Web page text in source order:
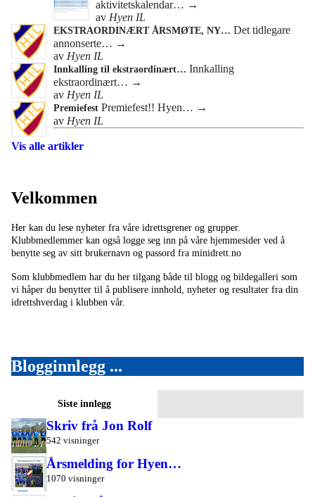
aktivitetskalendar… →
av Hyen IL
EKSTRAORDINÆRT ÅRSMØTE, NY… Det tidlegare
annonserte… →
av Hyen IL
Innkalling til ekstraordinært… Innkalling
ekstraordinært… →
av Hyen IL
Premiefest Premiefest!! Hyen… →
av Hyen IL
Vis alle artikler
Velkommen
Her kan du lese nyheter fra våre idrettsgrener og grupper.
Klubbmedlemmer kan også logge seg inn på våre hjemmesider ved å
benytte seg av sitt brukernavn og passord fra minidrett.no
Som klubbmedlem har du her tilgang både til blogg og bildegalleri som
vi håper du benytter til å publisere innhold, nyheter og resultater fra din
idrettshverdag i klubben vår.
Blogginnlegg ...
Siste innlegg
Skriv frå Jon Rolf
542 visninger
Årsmelding for Hyen…
1070 visninger